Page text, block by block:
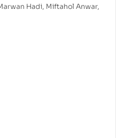
Hadi, Miftahol Anwar,